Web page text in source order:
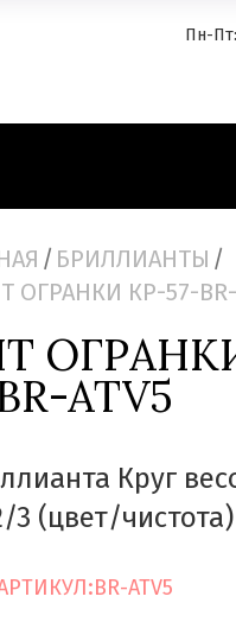
Пн-
/ БРИЛЛИАНТЫ /
ОГРАНКИ КР-57-BR-
ATV5
BR-ATV5